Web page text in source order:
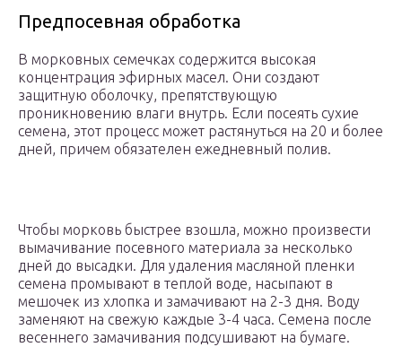
Предпосевная обработка
В морковных семечках содержится высокая
концентрация эфирных масел. Они создают
защитную оболочку, препятствующую
проникновению влаги внутрь. Если посеять сухие
семена, этот процесс может растянуться на 20 и более
дней, причем обязателен ежедневный полив.
Чтобы морковь быстрее взошла, можно произвести
вымачивание посевного материала за несколько
дней до высадки. Для удаления масляной пленки
семена промывают в теплой воде, насыпают в
мешочек из хлопка и замачивают на 2-3 дня. Воду
заменяют на свежую каждые 3-4 часа. Семена после
весеннего замачивания подсушивают на бумаге.